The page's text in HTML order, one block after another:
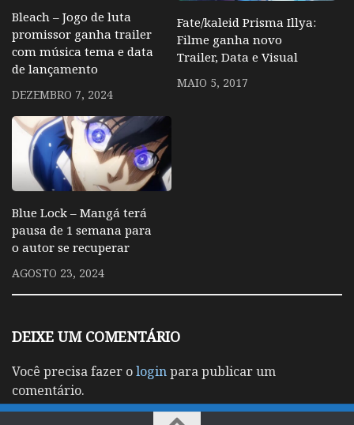
Bleach – Jogo de luta
promissor ganha trailer
com música tema e data
de lançamento
DEZEMBRO 7, 2024
Fate/kaleid Prisma Illya:
Filme ganha novo
Trailer, Data e Visual
MAIO 5, 2017
Blue Lock – Mangá terá
pausa de 1 semana para
o autor se recuperar
AGOSTO 23, 2024
DEIXE UM COMENTÁRIO
Você precisa fazer ologinpara publicar um
comentário.